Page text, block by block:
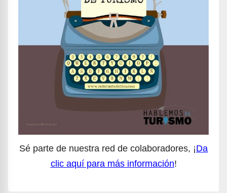
Sé parte de nuestra red de colaboradores, ¡Da
clic aquí para más información!